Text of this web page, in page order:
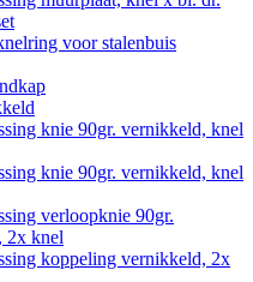
voor stalenbuis
knie 90gr. vernikkeld, knel
knie 90gr. vernikkeld, knel
verloopknie 90gr.
2x knel
koppeling vernikkeld, 2x